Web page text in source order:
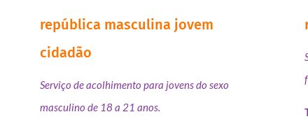
república masculina jovem
cidadão
Serviço de acolhimento para jovens do sexo
masculino de 18 a 21 anos.